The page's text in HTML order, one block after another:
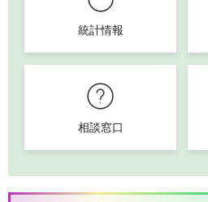
統計情報
相談窓口